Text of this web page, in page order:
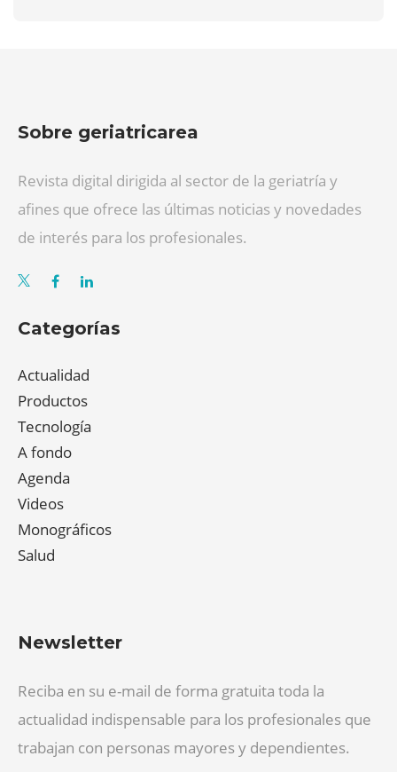
Sobre geriatricarea
Revista digital dirigida al sector de la geriatría y
afines que ofrece las últimas noticias y novedades
de interés para los profesionales.
Categorías
Actualidad
Productos
Tecnología
A fondo
Agenda
Videos
Monográficos
Salud
Newsletter
Reciba en su e-mail de forma gratuita toda la
actualidad indispensable para los profesionales que
trabajan con personas mayores y dependientes.